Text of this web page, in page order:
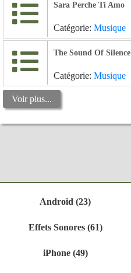
Sara Perche Ti Amo
Catégorie: Musique
The Sound Of Silence
Catégorie: Musique
Voir plus...
Android (23)
Effets Sonores (61)
iPhone (49)